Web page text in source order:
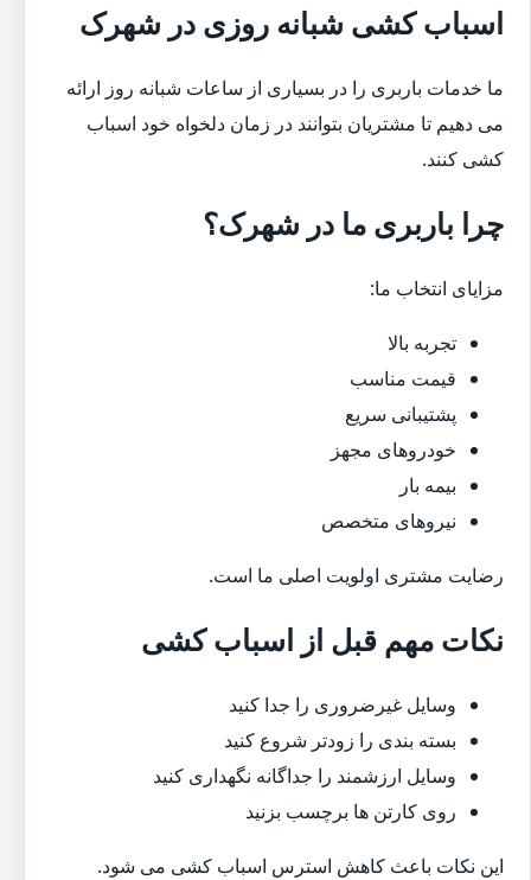
اسباب کشی شبانه روزی در شهرک
ما خدمات باربری را در بسیاری از ساعات شبانه روز ارائه
می دهیم تا مشتریان بتوانند در زمان دلخواه خود اسباب
کشی کنند.
چرا باربری ما در شهرک؟
مزایای انتخاب ما:
تجربه بالا
قیمت مناسب
پشتیبانی سریع
خودروهای مجهز
بیمه بار
نیروهای متخصص
رضایت مشتری اولویت اصلی ما است.
نکات مهم قبل از اسباب کشی
وسایل غیرضروری را جدا کنید
بسته بندی را زودتر شروع کنید
وسایل ارزشمند را جداگانه نگهداری کنید
روی کارتن ها برچسب بزنید
این نکات باعث کاهش استرس اسباب کشی می شود.